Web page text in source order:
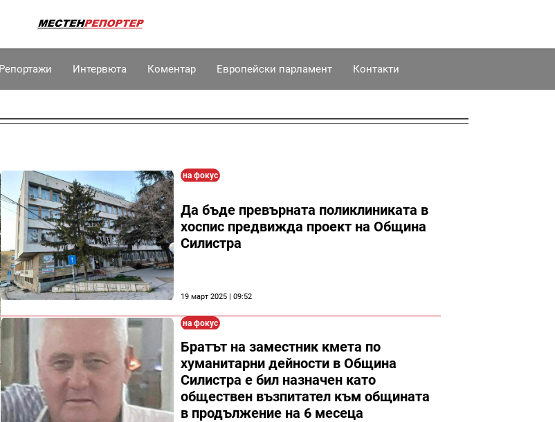
Репортажи Интервюта Коментар Европейски парламент Контакти
на фокус
Да бъде превърната поликлиниката в
хоспис предвижда проект на Община
Силистра
19 март 2025 | 09:52
на фокус
Братът на заместник кмета по
хуманитарни дейности в Община
Силистра е бил назначен като
обществен възпитател към общината
в продължение на 6 месеца